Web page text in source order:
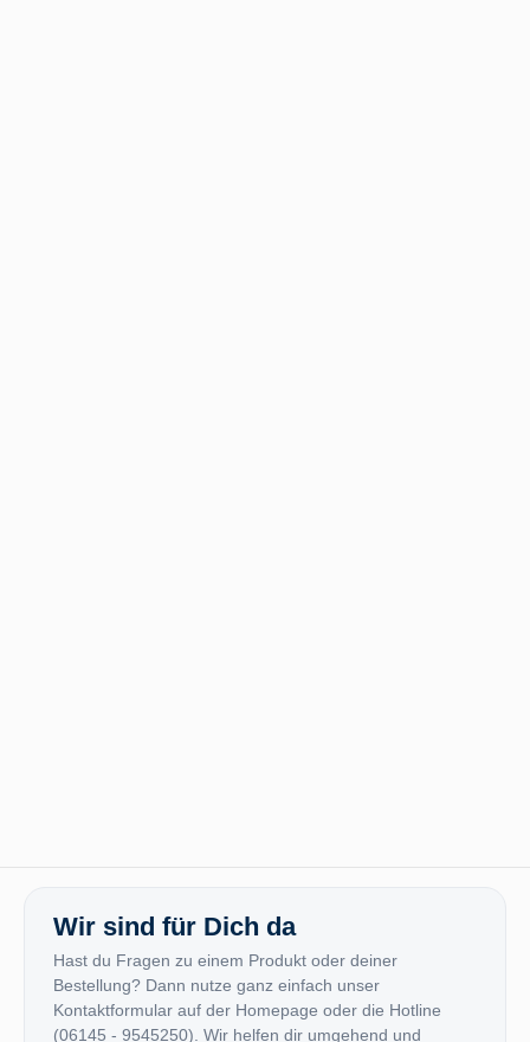
Wir sind für Dich da
Hast du Fragen zu einem Produkt oder deiner
Bestellung? Dann nutze ganz einfach unser
Kontaktformular auf der Homepage oder die Hotline
(06145 - 9545250). Wir helfen dir umgehend und